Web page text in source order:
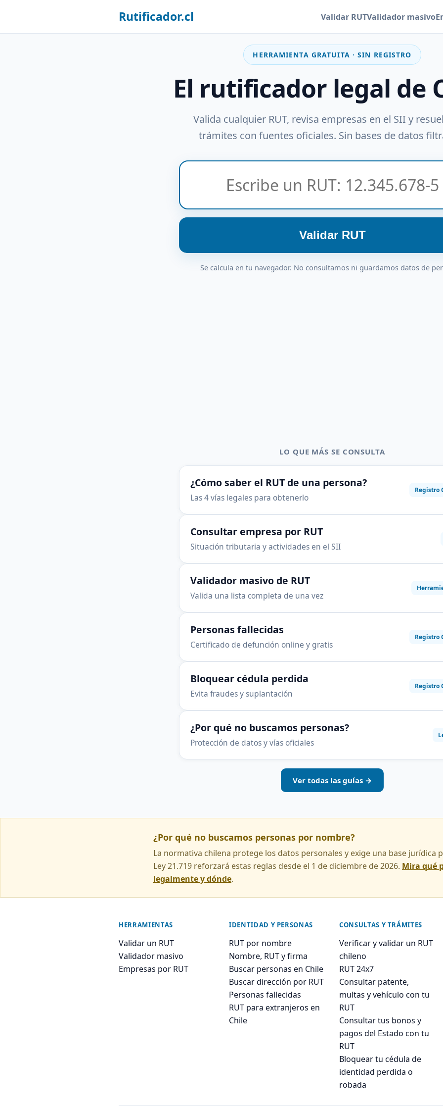
Rutificador.cl Validar RUTValidador masivo
HERRAMIENTA GRATUITA · SIN REGISTRO
El rutificador legal de
Valida cualquier RUT, revisa empresas en el SII y
trámites con fuentes oficiales. Sin bases de datos
Validar RUT
Se calcula en tu navegador. No consultamos ni guardamos datos de
LO QUE MÁS SE CONSULTA
¿Cómo saber el RUT de una persona?
Las 4 vías legales para obtenerlo
Registro
Consultar empresa por RUT
Situación tributaria y actividades en el SII
Validador masivo de RUT
Valida una lista completa de una vez
Personas fallecidas
Certificado de defunción online y gratis
Registro
Bloquear cédula perdida
Evita fraudes y suplantación
Registro
¿Por qué no buscamos personas?
Protección de datos y vías oficiales
Ver todas las guías →
¿Por qué no buscamos personas por nombre?
La normativa chilena protege los datos personales y exige una base jurídica
Ley 21.719 reforzará estas reglas desde el 1 de diciembre de 2026. Mira qué
legalmente y dónde.
HERRAMIENTAS
Validar un RUT
Validador masivo
Empresas por RUT
IDENTIDAD Y PERSONAS
RUT por nombre
Nombre, RUT y firma
Buscar personas en Chile
Buscar dirección por RUT
Personas fallecidas
RUT para extranjeros en
Chile
CONSULTAS Y TRÁMITES
Verificar y validar un RUT
chileno
RUT 24x7
Consultar patente,
multas y vehículo con tu
RUT
Consultar tus bonos y
pagos del Estado con tu
RUT
Bloquear tu cédula de
identidad perdida o
robada